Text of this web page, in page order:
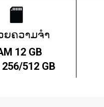
ຍຄວາມຈຳ
12 GB
256/512 GB